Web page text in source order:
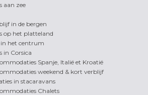
aan zee
in de bergen
op het platteland
het centrum
in Corsica
Spanje, Italië et Kroatië
weekend & kort verblijf
in stacaravans
Chalets